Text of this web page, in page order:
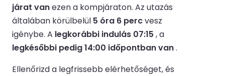
járat vanezen a kompjáraton. Az utazás
általában körülbelül 5 óra 6 percvesz
igénybe. A legkorábbi indulás 07:15 , a
legkésőbbi pedig 14:00 időpontban van.
Ellenőrizd a legfrissebb elérhetőséget, és